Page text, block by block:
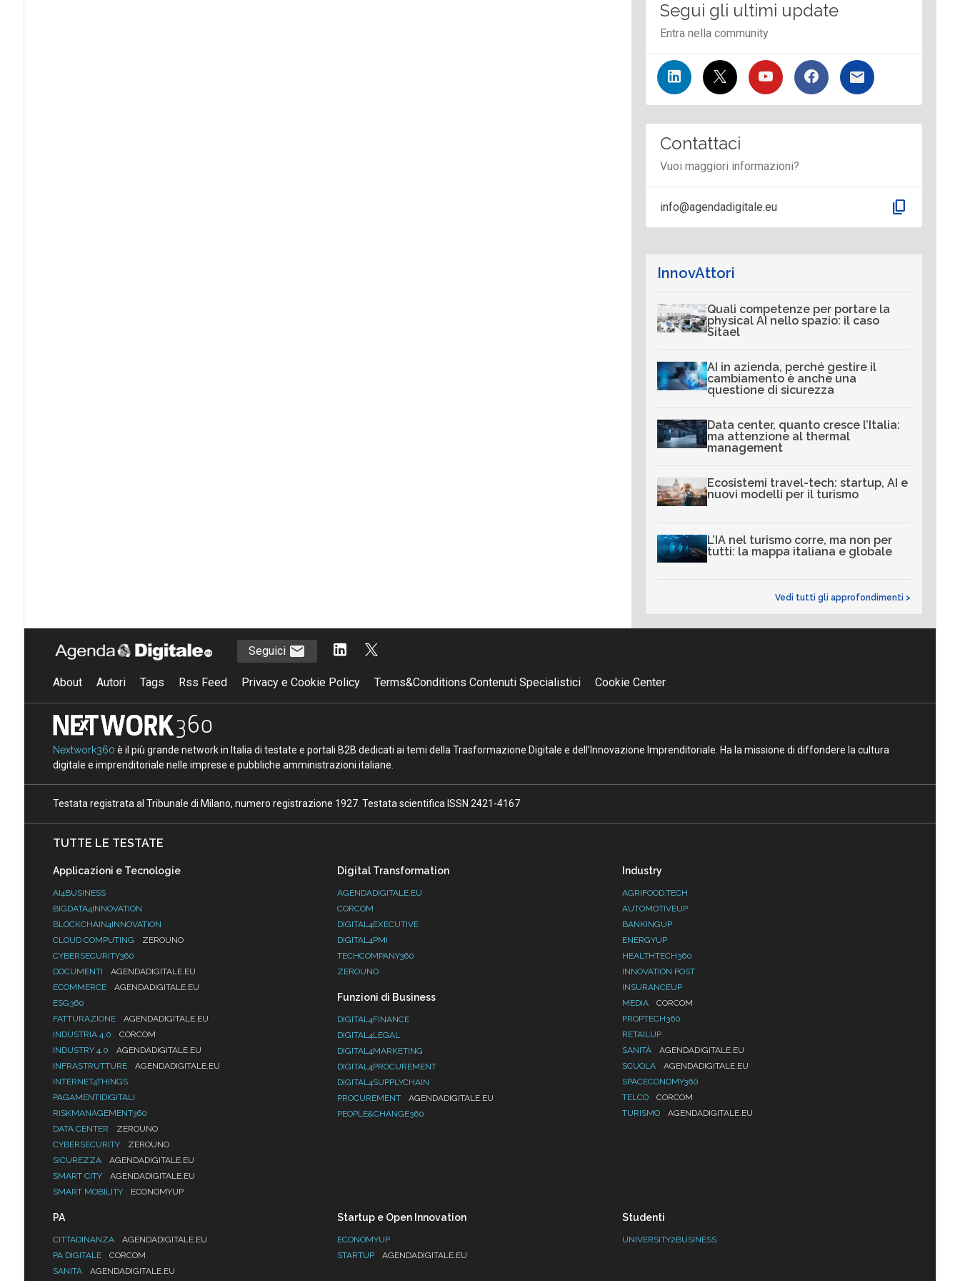
Segui gli ultimi update
Entra nella community
Contattaci
Vuoi maggiori informazioni?
info@agendadigitale.eu content_copy
InnovAttori
Quali competenze per portare la
physical AI nello spazio: il caso
Sitael
AI in azienda, perché gestire il
cambiamento è anche una
questione di sicurezza
Data center, quanto cresce l’Italia:
ma attenzione al thermal
management
Ecosistemi travel-tech: startup, AI e
nuovi modelli per il turismo
L’IA nel turismo corre, ma non per
tutti: la mappa italiana e globale
Vedi tutti gli approfondimenti >
Seguici
About Autori Tags Rss Feed Privacy e Cookie Policy Terms&Conditions Contenuti Specialistici Cookie Center
Nextwork360 è il più grande network in Italia di testate e portali B2B dedicati ai temi della Trasformazione Digitale e dell’Innovazione Imprenditoriale. Ha la missione di diffondere la cultura
digitale e imprenditoriale nelle imprese e pubbliche amministrazioni italiane.
Testata registrata al Tribunale di Milano, numero registrazione 1927. Testata scientifica ISSN 2421-4167
TUTTE LE TESTATE
Applicazioni e Tecnologie
AI4BUSINESS
BIGDATA4INNOVATION
BLOCKCHAIN4INNOVATION
CLOUD COMPUTING
ZEROUNO
CYBERSECURITY360
DOCUMENTI
AGENDADIGITALE.EU
ECOMMERCE
AGENDADIGITALE.EU
ESG360
FATTURAZIONE
AGENDADIGITALE.EU
INDUSTRIA 4.0
CORCOM
INDUSTRY 4.0
AGENDADIGITALE.EU
INFRASTRUTTURE
AGENDADIGITALE.EU
INTERNET4THINGS
PAGAMENTIDIGITALI
RISKMANAGEMENT360
DATA CENTER
ZEROUNO
CYBERSECURITY
ZEROUNO
SICUREZZA
AGENDADIGITALE.EU
SMART CITY
AGENDADIGITALE.EU
SMART MOBILITY
ECONOMYUP
Digital Transformation
AGENDADIGITALE.EU
CORCOM
DIGITAL4EXECUTIVE
DIGITAL4PMI
TECHCOMPANY360
ZEROUNO
Funzioni di Business
DIGITAL4FINANCE
DIGITAL4LEGAL
DIGITAL4MARKETING
DIGITAL4PROCUREMENT
DIGITAL4SUPPLYCHAIN
PROCUREMENT
AGENDADIGITALE.EU
PEOPLE&CHANGE360
Industry
AGRIFOOD.TECH
AUTOMOTIVEUP
BANKINGUP
ENERGYUP
HEALTHTECH360
INNOVATION POST
INSURANCEUP
MEDIA
CORCOM
PROPTECH360
RETAILUP
SANITÀ
AGENDADIGITALE.EU
SCUOLA
AGENDADIGITALE.EU
SPACECONOMY360
TELCO
CORCOM
TURISMO
AGENDADIGITALE.EU
PA
CITTADINANZA
AGENDADIGITALE.EU
PA DIGITALE
CORCOM
SANITÀ
AGENDADIGITALE.EU
Startup e Open Innovation
ECONOMYUP
STARTUP
AGENDADIGITALE.EU
Studenti
UNIVERSITY2BUSINESS